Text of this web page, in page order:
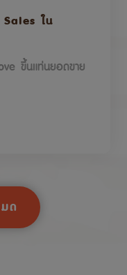
ใน
ขึ้นแท่นยอดขาย
ด